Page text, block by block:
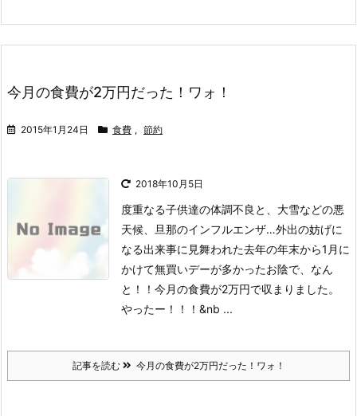
今月の食費が2万円だった！ワォ！
2015年1月24日 食費 , 節約
2018年10月5日
度重なる子供達の体調不良と、大雪などの悪
天候、旦那のインフルエンザ…外出の妨げに
なる出来事に見舞われた去年の年末から1月に
かけて無買いデーが多かったお陰で、なん
と！！今月の食費が2万円で収まりました。
やったー！！！ &nb ...
記事を読む 今月の食費が2万円だった！ワォ！